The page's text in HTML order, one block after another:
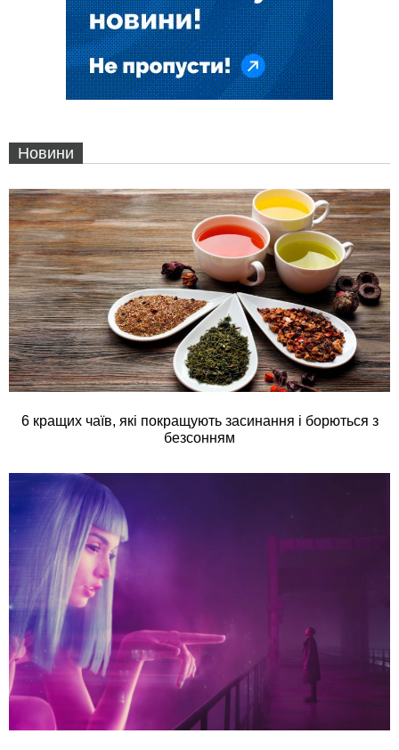
Новини
6 кращих чаїв, які покращують засинання і борються з
безсонням